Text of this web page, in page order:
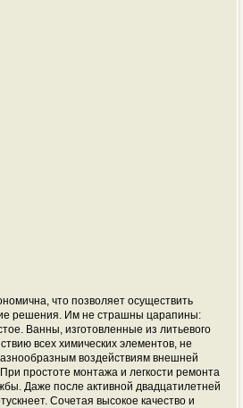
, что позволяет осуществить
решения. Им не страшны царапины:
Ванны, изготовленные из литьевого
всех химических элементов, не
воздействиям внешней
простоте монтажа и легкости ремонта
Даже после активной двадцатилетней
Сочетая высокое качество и